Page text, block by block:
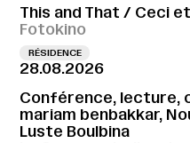
This and That / Ceci
Fotokino
RÉSIDENCE
28.08.2026
Conférence, lecture,
mariam benbakkar,
Luste Boulbina